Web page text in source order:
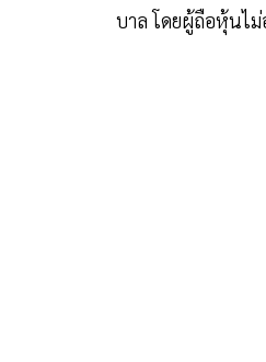
บาล โดยผู้ถือหุ้นไ